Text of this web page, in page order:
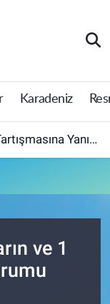
Karadeniz
Açıklama Geldi
ve 1